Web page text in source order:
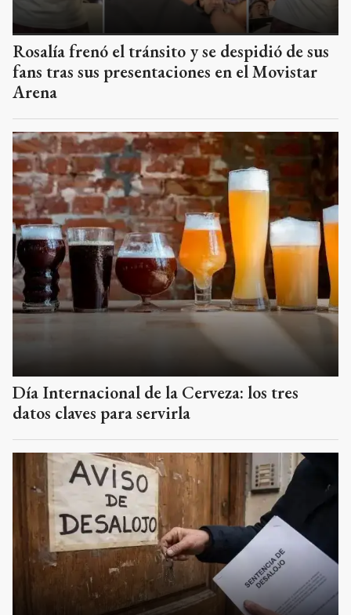
Rosalía frenó el tránsito y se despidió de sus
fans tras sus presentaciones en el Movistar
Arena
Día Internacional de la Cerveza: los tres
datos claves para servirla